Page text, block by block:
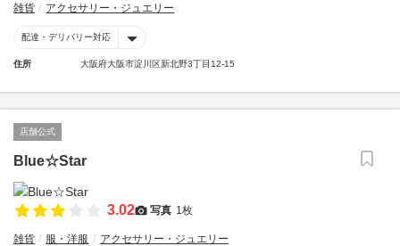
雑貨 アクセサリー・ジュエリー
配達・デリバリー対応
住所 大阪府大阪市淀川区新北野3丁目12-15
店舗公式
Blue☆Star
3.02 写真 1枚
雑貨 服・洋服 アクセサリー・ジュエリー